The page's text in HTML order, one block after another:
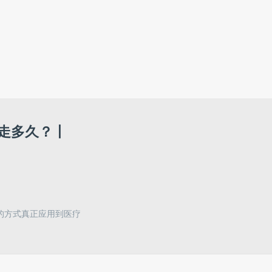
久？丨
方式真正应用到医疗